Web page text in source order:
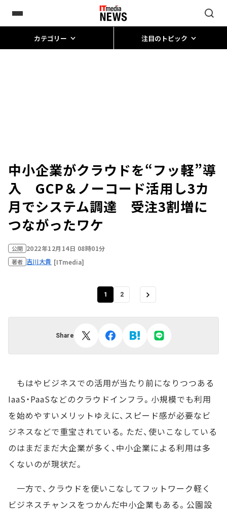
カテゴリー 注目のトピック
中小企業がクラウドを“フッ軽”導
入 GCP＆ノーコード活用し3カ
月でシステム調達 受注3割増に
つながったワケ
公開 2022年12月14日 08時01分
著者 吉川大貴 [ITmedia]
1 2
Share
もはやビジネスでの活用が当たり前になりつつある
IaaS・PaaSなどのクラウドインフラ。小規模でも利用
を始めやすいメリットゆえに、スピード感が必要なビ
ジネスなどで重宝されている。ただ、使いこなしている
のはまだまだ大企業が多く、中小企業による利用は多
くないのが現状だ。
一方で、クラウドを使いこなしてフットワーク軽く
ビジネスチャンスをつかんだ中小企業もある。公園設